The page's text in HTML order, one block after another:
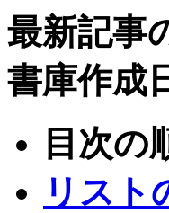
最新記事
書庫作成
目次の
リスト